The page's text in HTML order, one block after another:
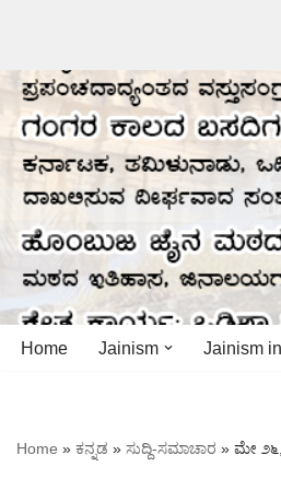
to
content
Home Jainism
History
Jainism
Bihar
Bihar
Home » ಕನ್ನಡ » ಸುದ್ದಿ-ಸಮಾಚಾರ » ಮೇ